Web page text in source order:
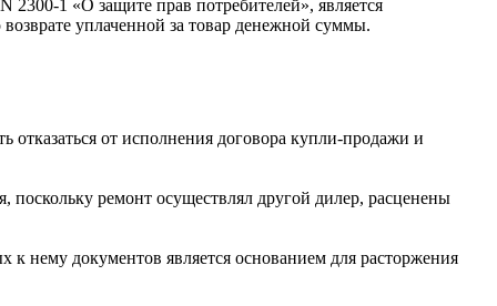
2300-1 «О защите прав потребителей», является
уплаченной за товар денежной суммы.
отказаться от исполнения договора купли-продажи и
поскольку ремонт осуществлял другой дилер, расценены
нему документов является основанием для расторжения